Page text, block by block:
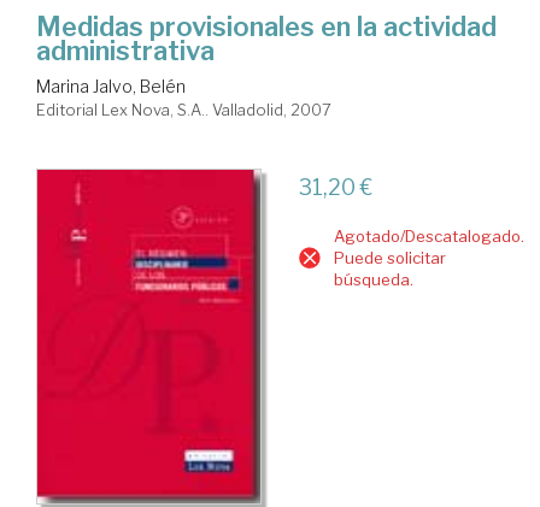
Medidas provisionales en la actividad
administrativa
Marina Jalvo, Belén
Editorial Lex Nova, S.A.. Valladolid, 2007
31,20 €
Agotado/Descatalogado.
Puede solicitar
búsqueda.